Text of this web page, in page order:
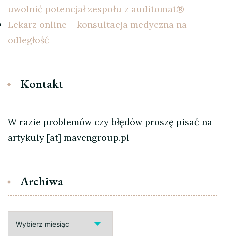
uwolnić potencjał zespołu z auditomat®
Lekarz online – konsultacja medyczna na
odległość
Kontakt
W razie problemów czy błędów proszę pisać na
artykuly [at] mavengroup.pl
Archiwa